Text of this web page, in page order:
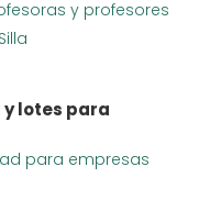
y profesores
lotes para
para empresas